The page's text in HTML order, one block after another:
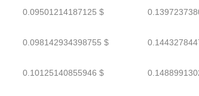
0.09501214187125 $
0.098142934398755 $
0.10125140855946 $